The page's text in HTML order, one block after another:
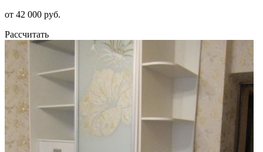
от 42 000 руб.
Рассчитать